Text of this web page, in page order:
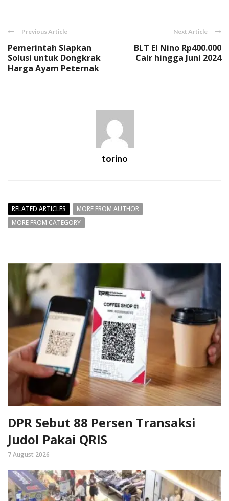
Previous Article
Pemerintah Siapkan
Solusi untuk Dongkrak
Harga Ayam Peternak
Next Article
BLT El Nino Rp400.000
Cair hingga Juni 2024
torino
RELATED ARTICLES
MORE FROM AUTHOR
MORE FROM CATEGORY
DPR Sebut 88 Persen Transaksi
Judol Pakai QRIS
7 August 2026